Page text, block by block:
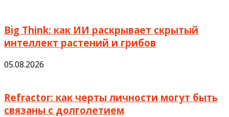
Big Think: как ИИ раскрывает скрытый
интеллект растений и грибов
05.08.2026
Refractor: как черты личности могут быть
связаны с долголетием